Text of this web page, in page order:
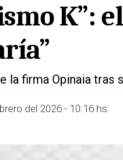
K”:
la firma Opinaia
del 2026 - 10:16 hs.